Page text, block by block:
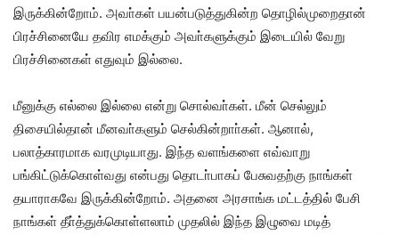
இருக்கின்றோம். அவா்கள் பயன்படுத்துகின்ற தொழில்முறைதான்
பிரச்சினையே தவிர எமக்கும் அவா்களுக்கும் இடையில் வேறு
பிரச்சினைகள் எதுவும் இல்லை.
மீனுக்கு எல்லை இல்லை என்று சொல்வா்கள். மீன் செல்லும்
திசையில்தான் மீனவா்களும் செல்கின்றாா்கள். ஆனால்,
பலாத்காரமாக வரமுடியாது. இந்த வளங்களை எவ்வாறு
பங்கிட்டுக்கொள்வது என்பது தொடா்பாகப் பேசுவதற்கு நாங்கள்
தயாராகவே இருக்கின்றோம். அதனை அரசாங்க மட்டத்தில் பேசி
நாங்கள் தீா்த்துக்கொள்ளலாம் முதலில் இந்த இழுவை மடித்